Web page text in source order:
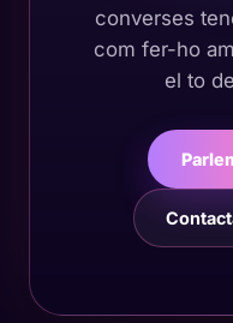
converses
com fer-ho
el to